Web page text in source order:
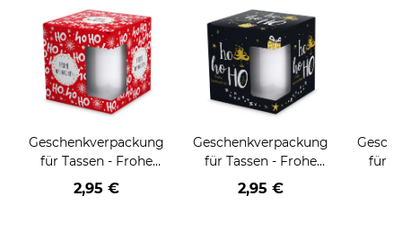
Geschenkverpackung
für Tassen - Frohe
Weihnachten - HO
HO HO - rot
2,95 €
Geschenkverpackung
für Tassen - Frohe
Weihnachten - HO
HO HO - schwarz
2,95 €
für